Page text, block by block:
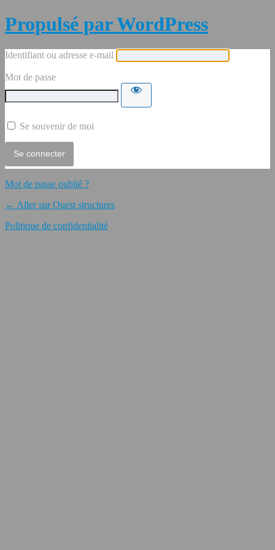
Propulsé par WordPress
Identifiant ou adresse e-mail
Mot de passe
Se souvenir de moi
Mot de passe oublié ?
← Aller sur Ouest structures
Politique de confidentialité